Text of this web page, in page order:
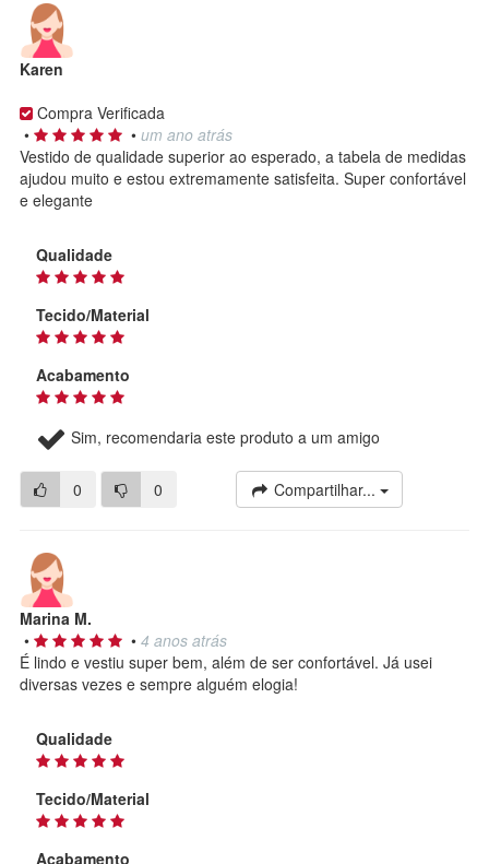
Karen
Compra Verificada
•
• um ano atrás
Vestido de qualidade superior ao esperado, a tabela de medidas
ajudou muito e estou extremamente satisfeita. Super confortável
e elegante
Qualidade
Tecido/Material
Acabamento
Sim, recomendaria este produto a um amigo
0 0 Compartilhar...
Marina M.
•
• 4 anos atrás
É lindo e vestiu super bem, além de ser confortável. Já usei
diversas vezes e sempre alguém elogia!
Qualidade
Tecido/Material
Acabamento